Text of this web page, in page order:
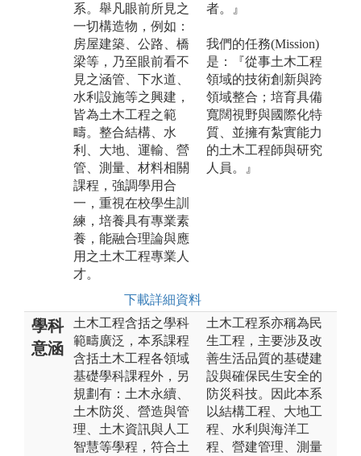
系。舉凡眼前所見之
一切構造物，例如：
房屋建築、公路、橋
梁等，乃至眼前看不
見之涵管、下水道、
水利設施等之興建，
皆為土木工程之範
疇。整合結構、水
利、大地、運輸、營
管、測量、材料相關
課程，強調學用合
一，重視在校學生訓
練，培養具有專業素
養，能融合理論與應
用之土木工程專業人
才。
下載詳細資料
者。』
我們的任務(Mission)
是：『從事土木工程
領域的技術創新與跨
領域整合；培育具備
寬闊視野與國際化特
質、並擁有紮實能力
的土木工程師與研究
人員。』
學科
意涵
土木工程含括之學科
範疇廣泛，本系課程
含括土木工程各領域
基礎學科課程外，另
規劃有：土木永續、
土木防災、營造與管
理、土木資訊與人工
智慧等學程，符合土
土木工程系亦稱為民
生工程，主要涉及改
善生活品質的基礎建
設與確保民生安全的
防災科技。因此本系
以結構工程、大地工
程、水利與海洋工
程、營建管理、測量